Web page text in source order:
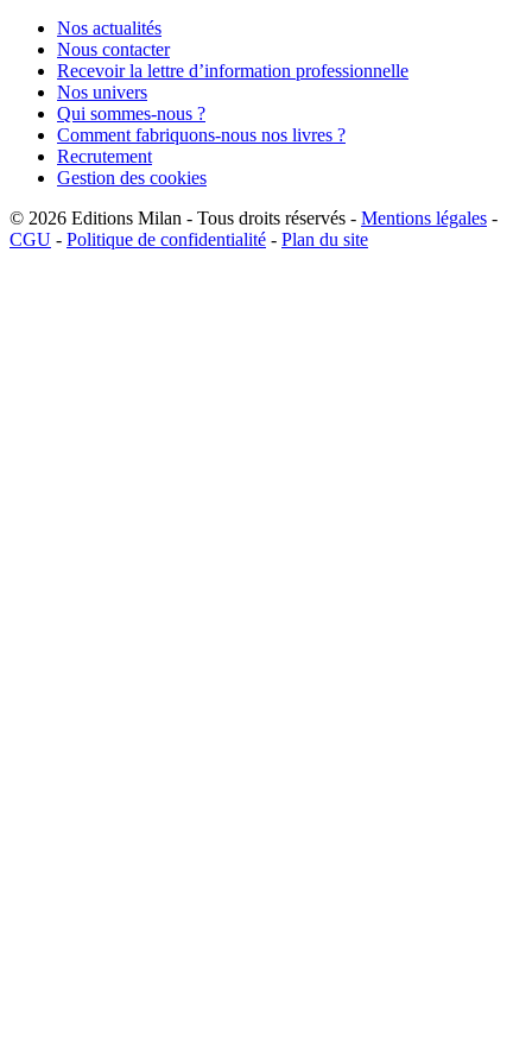
Nos actualités
Nous contacter
Recevoir la lettre d’information professionnelle
Nos univers
Qui sommes-nous ?
Comment fabriquons-nous nos livres ?
Recrutement
Gestion des cookies
© 2026 Editions Milan - Tous droits réservés - Mentions légales -
CGU - Politique de confidentialité - Plan du site